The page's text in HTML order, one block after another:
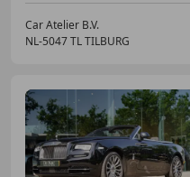
Car Atelier B.V.
NL-5047 TL TILBURG